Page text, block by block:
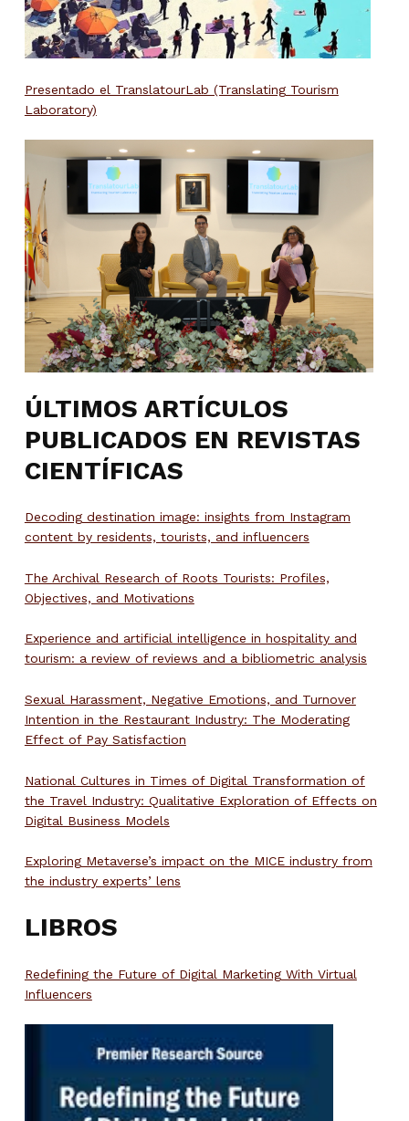
Presentado el TranslatourLab (Translating Tourism
Laboratory)
ÚLTIMOS ARTÍCULOS
PUBLICADOS EN REVISTAS
CIENTÍFICAS
Decoding destination image: insights from Instagram
content by residents, tourists, and influencers
The Archival Research of Roots Tourists: Profiles,
Objectives, and Motivations
Experience and artificial intelligence in hospitality and
tourism: a review of reviews and a bibliometric analysis
Sexual Harassment, Negative Emotions, and Turnover
Intention in the Restaurant Industry: The Moderating
Effect of Pay Satisfaction
National Cultures in Times of Digital Transformation of
the Travel Industry: Qualitative Exploration of Effects on
Digital Business Models
Exploring Metaverse’s impact on the MICE industry from
the industry experts’ lens
LIBROS
Redefining the Future of Digital Marketing With Virtual
Influencers